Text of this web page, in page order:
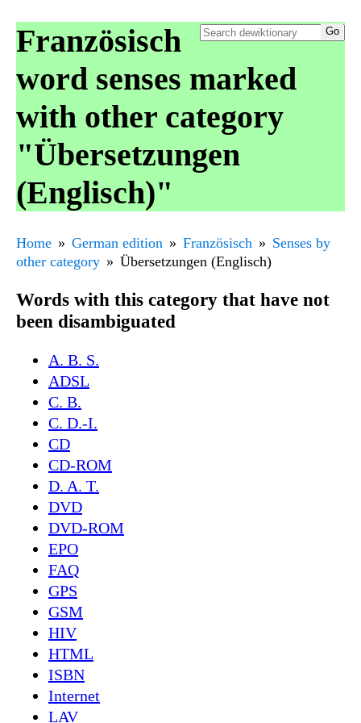
Französisch
word senses marked
with other category
"Übersetzungen
(Englisch)"
Home German edition Französisch
Senses by
other category
Übersetzungen (Englisch)
Words with this category that have not
been disambiguated
A. B. S.
ADSL
C. B.
C. D.-I.
CD
CD-ROM
D. A. T.
DVD
DVD-ROM
EPO
FAQ
GPS
GSM
HIV
HTML
ISBN
Internet
LAV